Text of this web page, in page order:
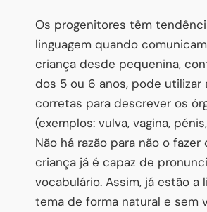
Os progenitores têm
linguagem quando
criança desde pequenina,
dos 5 ou 6 anos, pode utilizar
corretas para descrever os
(exemplos: vulva, vagina,
Não há razão para não o fazer
criança já é capaz de
vocabulário. Assim, já estão a
tema de forma natural e sem